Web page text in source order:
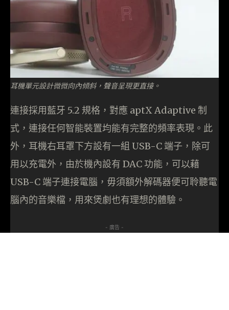
耳機單元設計微微向內傾斜，聲音呈現更直接。
連接採用藍牙 5.2 規格，對應 aptX Adaptive 制
式，連接任何智能裝置均能有完整的頻率表現。此
外，耳機右耳罩下方設有一組 USB-C 端子，除可
用以充電外，由於機內設有 DAC 功能，可以藉
USB-C 端子連接電腦，毋須額外解碼器便可聆聽電
腦內的音樂檔，用來煲劇也有理想的體驗。
- 廣告 -